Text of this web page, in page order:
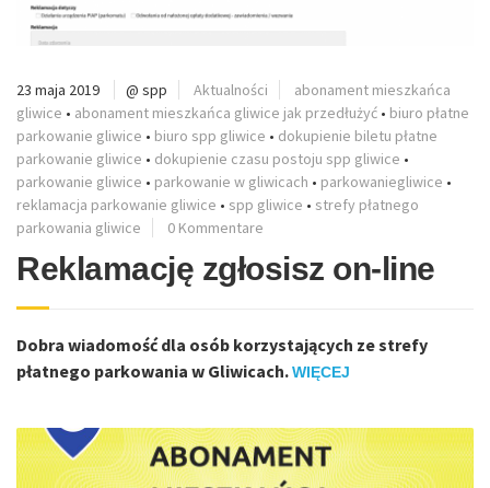
23 maja 2019 @ spp Aktualności
abonament mieszkańca
gliwice • abonament mieszkańca gliwice jak przedłużyć • biuro płatne
parkowanie gliwice • biuro spp gliwice • dokupienie biletu płatne
parkowanie gliwice • dokupienie czasu postoju spp gliwice •
parkowanie gliwice • parkowanie w gliwicach • parkowaniegliwice •
reklamacja parkowanie gliwice • spp gliwice • strefy płatnego
parkowania gliwice
0 Kommentare
Reklamację zgłosisz on-line
Dobra wiadomość dla osób korzystających ze strefy
płatnego parkowania w Gliwicach.WIĘCEJ